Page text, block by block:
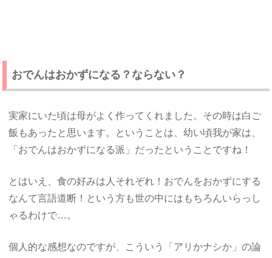
おでんはおかずになる？ならない？
実家にいた頃は母がよく作ってくれました。その時は白ご
飯もあったと思います。ということは、幼い頃我が家は、
「おでんはおかずになる派」だったということですね！
とはいえ、食の好みは人それぞれ！おでんをおかずにする
なんて言語道断！という方も世の中にはもちろんいらっし
ゃるわけで…。
個人的な感想なのですが、こういう「アリかナシか」の論